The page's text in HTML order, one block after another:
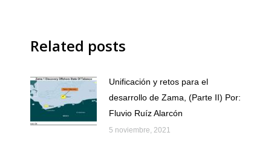
Related posts
Unificación y retos para el
desarrollo de Zama, (Parte II) Por:
Fluvio Ruíz Alarcón
5 noviembre, 2021